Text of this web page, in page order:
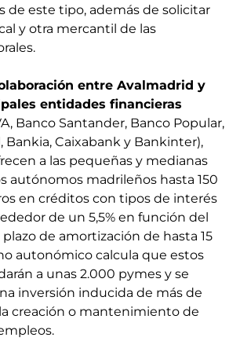
de este tipo, además de solicitar
y otra mercantil de las
entre Avalmadrid y
entidades financieras
Banco Santander, Banco Popular,
Bankia, Caixabank y Bankinter),
a las pequeñas y medianas
autónomos madrileños hasta 150
en créditos con tipos de interés
de un 5,5% en función del
de amortización de hasta 15
autonómico calcula que estos
a unas 2.000 pymes y se
inversión inducida de más de
creación o mantenimiento de